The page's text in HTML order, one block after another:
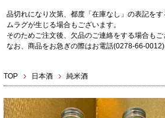
品切れになり次第、都度「在庫なし」の表記を
ムラグが生じる場合もございます。
そのためご注文後、欠品のご連絡をする場合も
なお、商品をお急ぎの際はお電話(0278-66-0012)
TOP 日本酒 純米酒